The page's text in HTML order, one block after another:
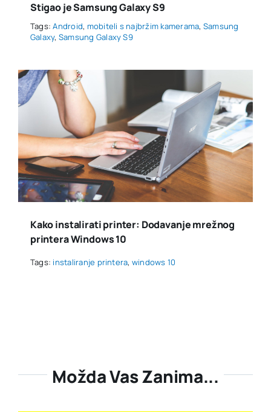
Stigao je Samsung Galaxy S9
Tags:Android, mobiteli s najbržim kamerama, Samsung
Galaxy, Samsung Galaxy S9
Kako instalirati printer: Dodavanje mrežnog
printera Windows 10
Tags: instaliranje printera, windows 10
Možda Vas Zanima...